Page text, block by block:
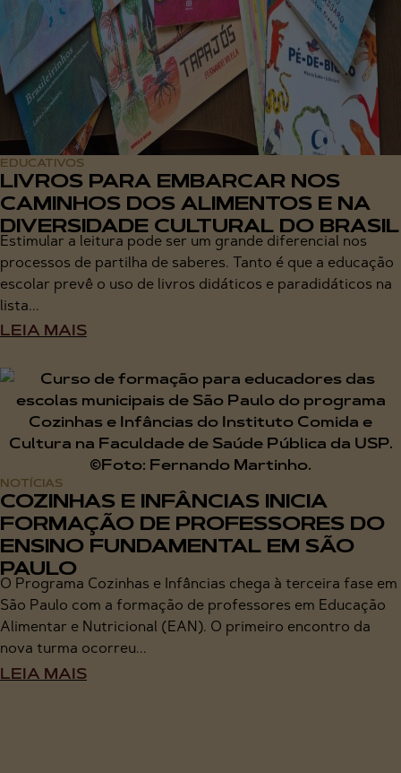
EDUCATIVOS
LIVROS PARA EMBARCAR NOS
CAMINHOS DOS ALIMENTOS E NA
DIVERSIDADE CULTURAL DO BRASIL
Estimular a leitura pode ser um grande diferencial nos
processos de partilha de saberes. Tanto é que a educação
escolar prevê o uso de livros didáticos e paradidáticos na
lista...
LEIA MAIS
NOTÍCIAS
COZINHAS E INFÂNCIAS INICIA
FORMAÇÃO DE PROFESSORES DO
ENSINO FUNDAMENTAL EM SÃO
PAULO
O Programa Cozinhas e Infâncias chega à terceira fase em
São Paulo com a formação de professores em Educação
Alimentar e Nutricional (EAN). O primeiro encontro da
nova turma ocorreu...
LEIA MAIS